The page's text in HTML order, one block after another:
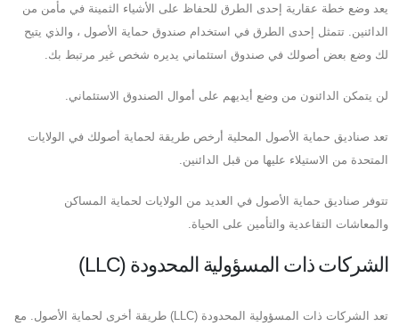
يعد وضع خطة عقارية إحدى الطرق للحفاظ على الأشياء الثمينة في مأمن من
الدائنين. تتمثل إحدى الطرق في استخدام صندوق حماية الأصول ، والذي يتيح
لك وضع بعض أصولك في صندوق استئماني يديره شخص غير مرتبط بك.
لن يتمكن الدائنون من وضع أيديهم على أموال الصندوق الاستئماني.
تعد صناديق حماية الأصول المحلية أرخص طريقة لحماية أصولك في الولايات
المتحدة من الاستيلاء عليها من قبل الدائنين.
تتوفر صناديق حماية الأصول في العديد من الولايات لحماية المساكن
والمعاشات التقاعدية والتأمين على الحياة.
الشركات ذات المسؤولية المحدودة (LLC)
تعد الشركات ذات المسؤولية المحدودة (LLC) طريقة أخرى لحماية الأصول. مع